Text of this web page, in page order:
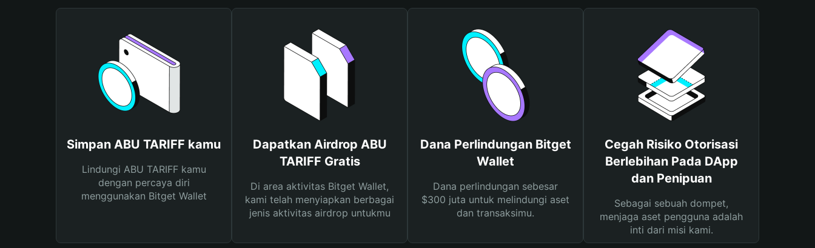
Simpan ABU TARIFF kamu
Lindungi ABU TARIFF kamu
dengan percaya diri
menggunakan Bitget Wallet
Dapatkan Airdrop ABU
TARIFF Gratis
Di area aktivitas Bitget Wallet,
kami telah menyiapkan berbagai
jenis aktivitas airdrop untukmu
Dana Perlindungan Bitget
Wallet
Dana perlindungan sebesar
$300 juta untuk melindungi aset
dan transaksimu.
Cegah Risiko Otorisasi
Berlebihan Pada DApp
dan Penipuan
Sebagai sebuah dompet,
menjaga aset pengguna adalah
inti dari misi kami.